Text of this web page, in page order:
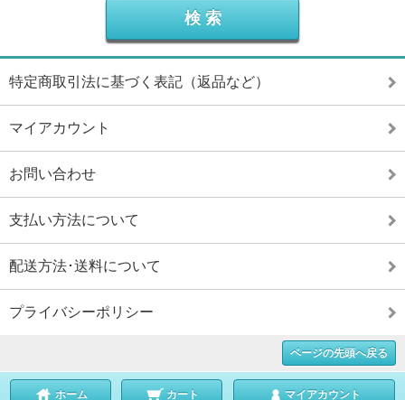
特定商取引法に基づく表記（返品など）
マイアカウント
お問い合わせ
支払い方法について
配送方法･送料について
プライバシーポリシー
ページの先頭へ戻る
ホーム カート マイアカウント